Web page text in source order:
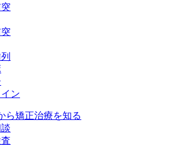
突
ン
ら矯正治療を知る